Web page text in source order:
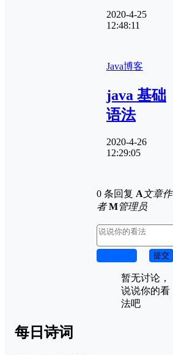
2020-4-25
12:48:11
Java博客
java 基础
语法
2020-4-26
12:29:05
0 条回复 A文章作
者 M管理员
提交
暂无讨论，
说说你的看
法吧
每日诗词